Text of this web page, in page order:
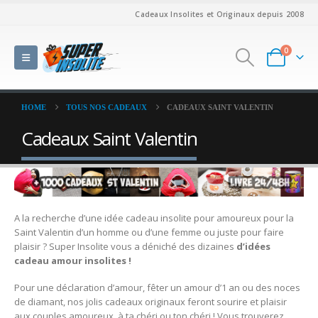
Cadeaux Insolites et Originaux depuis 2008
0
HOME TOUS NOS CADEAUX CADEAUX SAINT VALENTIN
Cadeaux Saint Valentin
A la recherche d’une idée cadeau insolite pour amoureux pour la
Saint Valentin d’un homme ou d’une femme ou juste pour faire
plaisir ? Super Insolite vous a déniché des dizaines d’idées
cadeau amour insolites !
Pour une déclaration d’amour, fêter un amour d’1 an ou des noces
de diamant, nos jolis cadeaux originaux feront sourire et plaisir